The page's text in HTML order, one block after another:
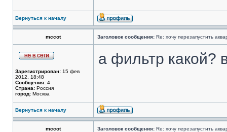
Вернуться к началу
mccot Заголовок сообщения: Re: хочу перезапустить
Зарегистрирован: 15 фев
2012, 18:48
Сообщения: 4
Страна: Россия
город: Москва
а фильтр какой?
Вернуться к началу
mccot Заголовок сообщения: Re: хочу перезапустить